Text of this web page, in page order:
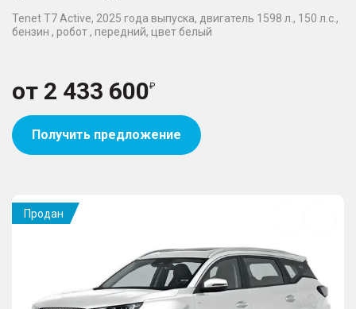
Tenet T7 Active, 2025 года выпуска, двигатель 1598 л., 150 л.с.,
бензин , робот , передний, цвет белый
от 2 433 600
Получить предложение
Продан
избранное